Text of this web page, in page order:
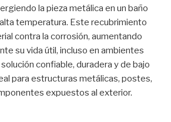
la pieza metálica en un baño
temperatura. Este recubrimiento
contra la corrosión, aumentando
su vida útil, incluso en ambientes
confiable, duradera y de bajo
para estructuras metálicas, postes,
expuestos al exterior.